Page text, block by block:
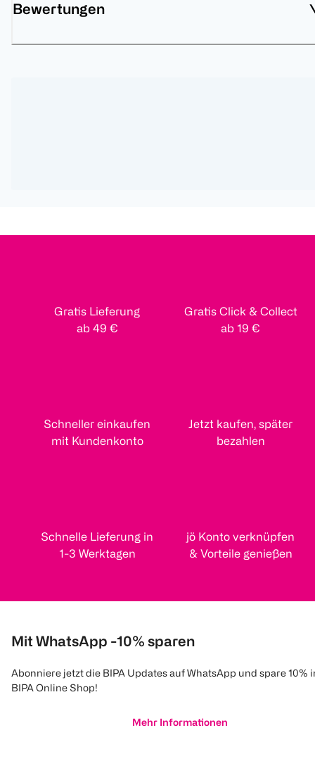
Bewertungen
Gratis Lieferung
ab 49 €
Gratis Click & Collect
ab 19 €
Schneller einkaufen
mit Kundenkonto
Jetzt kaufen, später
bezahlen
Schnelle Lieferung in
1-3 Werktagen
jö Konto verknüpfen
& Vorteile genießen
Mit WhatsApp -10% sparen
Abonniere jetzt die BIPA Updates auf WhatsApp und spare 10%
BIPA Online Shop!
Mehr Informationen